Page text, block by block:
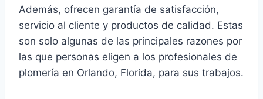
Además, ofrecen garantía de satisfacción,
servicio al cliente y productos de calidad. Estas
son solo algunas de las principales razones por
las que personas eligen a los profesionales de
plomería en Orlando, Florida, para sus trabajos.